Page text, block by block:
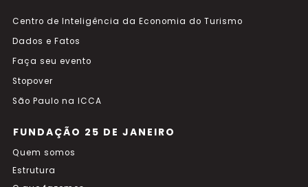
Centro de Inteligência da Economia do Turismo
Dados e Fatos
Faça seu evento
Stopover
São Paulo na ICCA
FUNDAÇÃO 25 DE JANEIRO
Quem somos
Estrutura